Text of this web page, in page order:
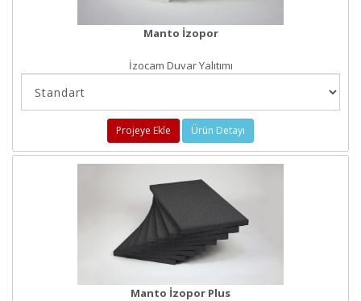
Manto İzopor
İzocam Duvar Yalıtımı
Projeye Ekle Ürün Detayı
Manto İzopor Plus